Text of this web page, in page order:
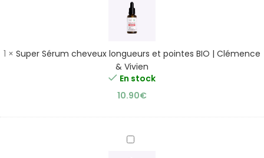
cheveux
longueurs
et
BIO
|
&
1 × Super Sérum cheveux longueurs et pointes BIO | Clémence
& Vivien
En stock
10.90€
Super